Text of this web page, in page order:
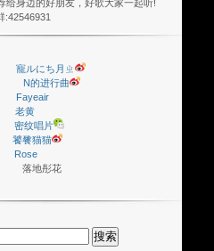
给身边的好朋友，好歌大家一起听!
:42546931
寵ルにち月ㄓ
N的进行曲
Fayeair
老黄
密纹唱片
饕餮猫猫
Rose
落地彤花